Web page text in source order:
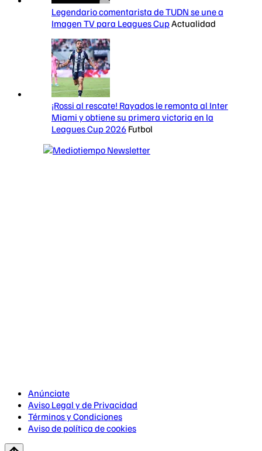
Legendario comentarista de TUDN se une a
Imagen TV para Leagues CupActualidad
¡Rossi al rescate! Rayados le remonta al Inter
Miami y obtiene su primera victoria en la
Leagues Cup 2026 Futbol
Anúnciate
Aviso Legal y de Privacidad
Términos y Condiciones
Aviso de política de cookies